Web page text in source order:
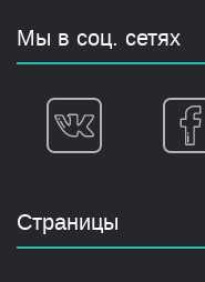
Мы в соц. сетях
Страницы